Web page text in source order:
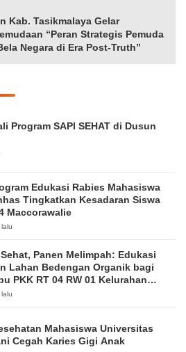
Kab. Tasikmalaya Gelar
“Peran Strategis Pemuda
Negara di Era Post-Truth”
Program SAPI SEHAT di Dusun
Edukasi Rabies Mahasiswa
Tingkatkan Kesadaran Siswa
Maccorawalie
Panen Melimpah: Edukasi
Lahan Bedengan Organik bagi
PKK RT 04 RW 01 Kelurahan
Mahasiswa Universitas
Cegah Karies Gigi Anak